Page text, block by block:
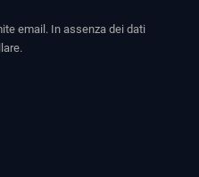
email. In assenza dei dati